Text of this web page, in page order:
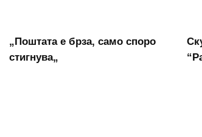
„Поштата е брза, само споро
стигнува„